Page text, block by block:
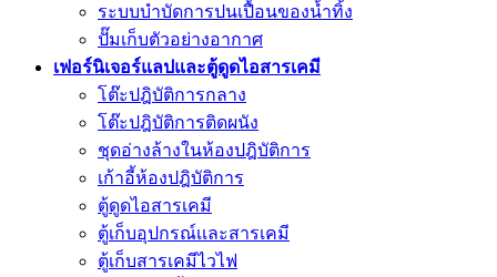
ระบบบำบัดการปนเปื้อนของน้ำทิ้ง
ปั๊มเก็บตัวอย่างอากาศ
เฟอร์นิเจอร์แลปและตู้ดูดไอสารเคมี
โต๊ะปฎิบัติการกลาง
โต๊ะปฎิบัติการติดผนัง
ชุดอ่างล้างในห้องปฎิบัติการ
เก้าอี้ห้องปฎิบัติการ
ตู้ดูดไอสารเคมี
ตู้เก็บอุปกรณ์เเละสารเคมี
ตู้เก็บสารเคมีไวไฟ